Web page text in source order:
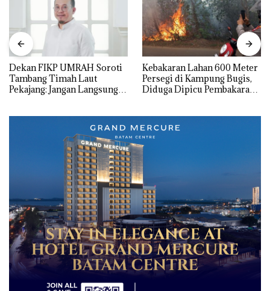
Dekan FIKP UMRAH Soroti
Tambang Timah Laut
Pekajang: Jangan Langsung
Kebakaran Lahan 600 Meter
Persegi di Kampung Bugis,
Diduga Dipicu Pembakaran